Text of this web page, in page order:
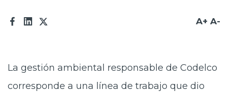
A+ A-
La gestión ambiental responsable de Codelco
corresponde a una línea de trabajo que dio